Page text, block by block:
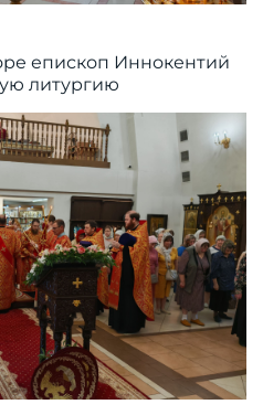
епископ Иннокентий
литургию